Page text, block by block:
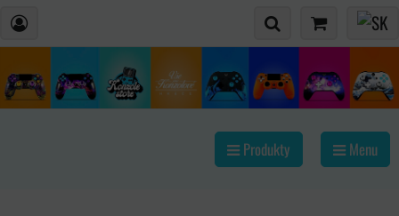
Produkty Menu